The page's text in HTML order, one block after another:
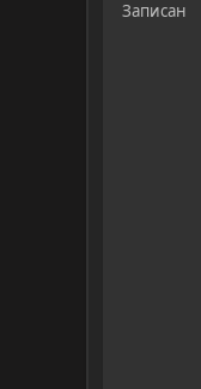
Записан